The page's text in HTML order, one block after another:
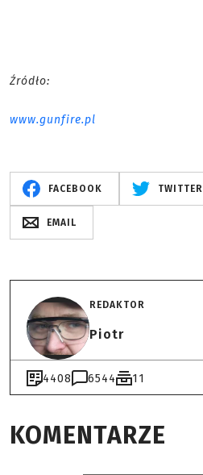
Źródło:
www.gunfire.pl
FACEBOOK TWITTER
EMAIL
REDAKTOR
Piotr
4408 6544 11
KOMENTARZE